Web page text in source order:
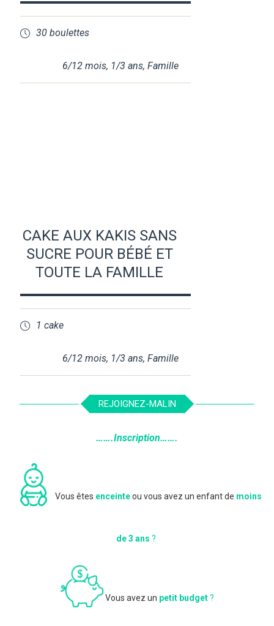
30 boulettes
6/12 mois, 1/3 ans,Famille
CAKE AUX KAKIS SANS
SUCRE POUR BÉBÉ ET
TOUTE LA FAMILLE
1 cake
6/12 mois, 1/3 ans,Famille
REJOIGNEZ-MALIN
…….Inscription…….
Vous êtes enceinteou vous avez un enfant de moins
de 3 ans ?
Vous avez un petit budget?